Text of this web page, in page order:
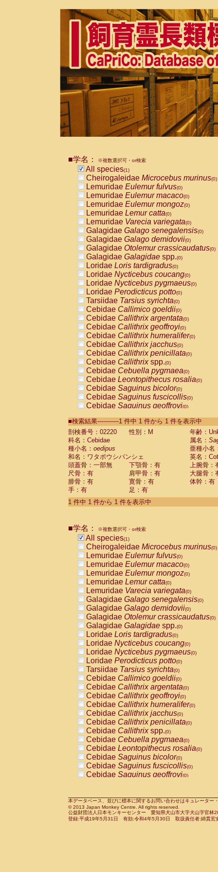
■学名： ※複数選択可・or検索
All species(1)
Cheirogaleidae Microcebus murinus(0)
Lemuridae Eulemur fulvus(0)
Lemuridae Eulemur macaco(0)
Lemuridae Eulemur mongoz(0)
Lemuridae Lemur catta(0)
Lemuridae Varecia variegata(0)
Galagidae Galago senegalensis(0)
Galagidae Galago demidovii(0)
Galagidae Otolemur crassicaudatus(0)
Galagidae Galagidae spp.(0)
Loridae Loris tardigradus(0)
Loridae Nycticebus coucang(0)
Loridae Nycticebus pygmaeus(0)
Loridae Perodicticus potto(0)
Tarsiidae Tarsius syrichta(0)
Cebidae Callimico goeldii(0)
Cebidae Callithrix argentata(0)
Cebidae Callithrix geoffroyi(0)
Cebidae Callithrix humeralifer(0)
Cebidae Callithrix jacchus(0)
Cebidae Callithrix penicillata(0)
Cebidae Callithrixspp.(0)
Cebidae Cebuella pygmaea(0)
Cebidae Leontopithecus rosalia(0)
Cebidae Saguinus bicolor(0)
Cebidae Saguinus fuscicollis(0)
Cebidae Saguinus geoffroyi(0)
CebidaeSaguinus labiatus(0)
Cebidae Saguinus leucopus (0)
Cebidae
Cebidae
CebidaeSaguinus nigricollis (0)
Cebidae Saguinus oedipus
Cebidae Saguinus weddelli
Cebidae Saguinusspp.
Cebidae Aotus trivirgatus
Cebidae Cebus albifrons
CebidaeCebus nigrivittatus
CebidaeCebus
CebidaeSaimiri boliviensis(0)
CebidaeSaimiri sciureus(0)
AtelidaeAlouatta caraya(0)
AtelidaeAlouatta fusca(0)
AtelidaeAlouatta seniculus
AtelidaeAlouattaspp.(0)
AtelidaeAteles belzebuth(0)
AtelidaeAteles geoffroyi(0)
AtelidaeAteles paniscus(0)
AtelidaeAtelesspp.(0)
Atelidae Lagothrix lagothricha
AtelidaeLagothrix lagothricha cana
PitheciidaeCacajao calvus
PitheciidaeCallicebus cupreus
PitheciidaeCallicebus donacophilus
PitheciidaeCallicebus moloch
PitheciidaeCallicebus torquatus
PitheciidaeCallicebusspp.(0)
PitheciidaeChiropotes satanas(0)
PitheciidaePithecia monachus
PitheciidaePithecia pithecia(0)
CercopithecidaeCercocebus agilis
CercopithecidaeCercocebus
CercopithecidaeCercocebus
CercopithecidaeCercocebus
CercopithecidaeCercocebus
CercopithecidaeCercocebushybrid
CercopithecidaePapio anubis(0)
CercopithecidaePapio cynocephalus
CercopithecidaePapio hamadryas(0)
■検索結果-----------1 件中 1 件から 1 件を表示中
剖検番号：02220
性別：M
年齢：
科名：Cebidae
属名：
種小名： oedipus
亜種小名
和名：ワタボウシパンシェ
英名：
頭蓋骨：一部無
下顎骨：有
上腕骨：
尺骨：有
肩甲骨：有
大腿骨：
腓骨：有
寛骨：有
体幹：有
手：有
足：有
1 件中 1 件から 1 件を表示中
■学名： ※複数選択可・or検索
All species(1)
Cheirogaleidae Microcebus murinus(0)
Lemuridae Eulemur fulvus(0)
Lemuridae Eulemur macaco(0)
Lemuridae Eulemur mongoz(0)
Lemuridae Lemur catta(0)
Lemuridae Varecia variegata(0)
Galagidae Galago senegalensis(0)
Galagidae Galago demidovii(0)
Galagidae Otolemur crassicaudatus(0)
Galagidae Galagidae spp.(0)
Loridae Loris tardigradus(0)
Loridae Nycticebus coucang(0)
Loridae Nycticebus pygmaeus(0)
Loridae Perodicticus potto(0)
Tarsiidae Tarsius syrichta(0)
Cebidae Callimico goeldii(0)
Cebidae Callithrix argentata(0)
Cebidae Callithrix geoffroyi(0)
Cebidae Callithrix humeralifer(0)
Cebidae Callithrix jacchus(0)
Cebidae Callithrix penicillata(0)
Cebidae Callithrixspp.(0)
Cebidae Cebuella pygmaea(0)
Cebidae Leontopithecus rosalia(0)
Cebidae Saguinus bicolor(0)
Cebidae Saguinus fuscicollis(0)
Cebidae Saguinus geoffroyi(0)
CebidaeSaguinus leucopus(0)
CebidaeSaguinus midas(0)
Cebidae Saguinus mystax(0)
本データベース、並びに標本に関するお問い合わせはキュレータ
© 2013 Japan Monkey Centre. All rights reserved.
公益財団法人日本モンキーセンター 愛知県犬山市大字犬山字官
登録:平成19年5月31日 有効:令和4年5月30日 取扱責任者:綿貫宏